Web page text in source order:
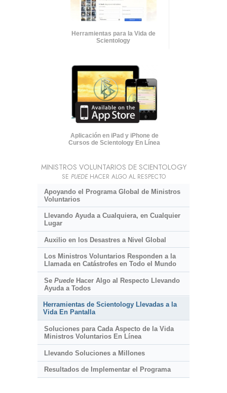
Herramientas para la Vida de
Scientology
Aplicación en iPad y iPhone de
Cursos de Scientology En Línea
MINISTROS VOLUNTARIOS DE SCIENTOLOGY
SE PUEDEHACER ALGO AL RESPECTO
Apoyando el Programa Global de Ministros
Voluntarios
Llevando Ayuda a Cualquiera, en Cualquier
Lugar
Auxilio en los Desastres a Nivel Global
Los Ministros Voluntarios Responden a la
Llamada en Catástrofes en Todo el Mundo
Se PuedeHacer Algo al Respecto Llevando
Ayuda a Todos
Herramientas de Scientology Llevadas a la
Vida En Pantalla
Soluciones para Cada Aspecto de la Vida
Ministros Voluntarios En Línea
Llevando Soluciones a Millones
Resultados de Implementar el Programa